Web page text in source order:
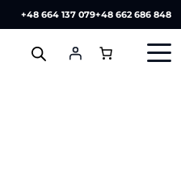
+48 664 137 079+48 662 686 848